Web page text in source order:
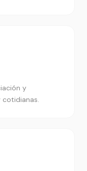
y
cotidianas.